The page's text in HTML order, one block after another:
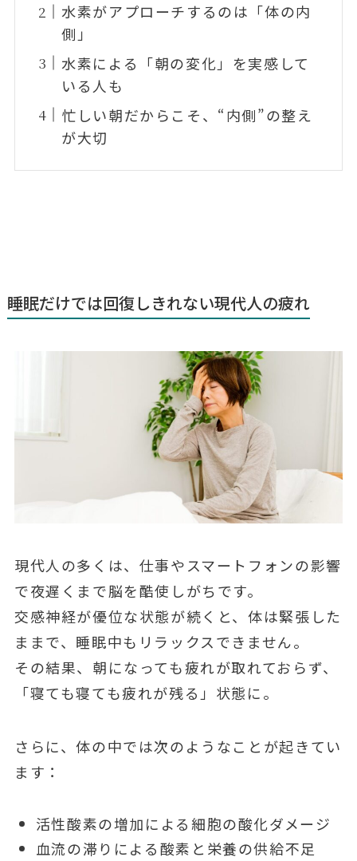
水素がアプローチするのは「体の内
側」
水素による「朝の変化」を実感して
いる人も
忙しい朝だからこそ、“内側”の整え
が大切
睡眠だけでは回復しきれない現代人の疲れ
現代人の多くは、仕事やスマートフォンの影響
で夜遅くまで脳を酷使しがちです。
交感神経が優位な状態が続くと、体は緊張した
ままで、睡眠中もリラックスできません。
その結果、朝になっても疲れが取れておらず、
「寝ても寝ても疲れが残る」状態に。
さらに、体の中では次のようなことが起きてい
ます：
活性酸素の増加による細胞の酸化ダメージ
血流の滞りによる酸素と栄養の供給不足